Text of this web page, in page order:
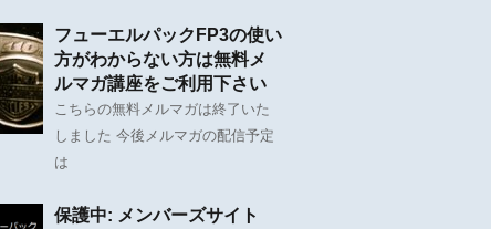
フューエルパックFP3の使い
方がわからない方は無料メ
ルマガ講座をご利用下さい
こちらの無料メルマガは終了いた
しました 今後メルマガの配信予定
は
保護中: メンバーズサイト